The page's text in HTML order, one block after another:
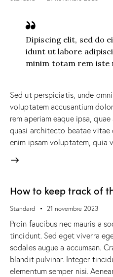
Dipiscing elit, sed do
idunt ut labore
minim totam rem iste
Sed ut perspiciatis, unde
voluptatem accusantium
rem aperiam eaque ipsa,
quasi architecto beatae vitae
enim ipsam voluptatem, quia
How to keep track of
Standard 21 novembre 2023
Proin faucibus nec mauris a
tincidunt. Sed eget viverra
sodales augue a accumsan.
blandit pulvinar. Integer
elementum semper nisi.